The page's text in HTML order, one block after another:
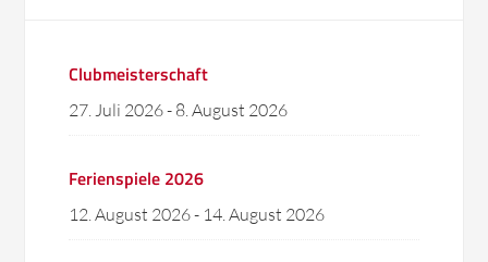
Clubmeisterschaft
27. Juli 2026- 8. August 2026
Ferienspiele 2026
12. August 2026- 14. August 2026